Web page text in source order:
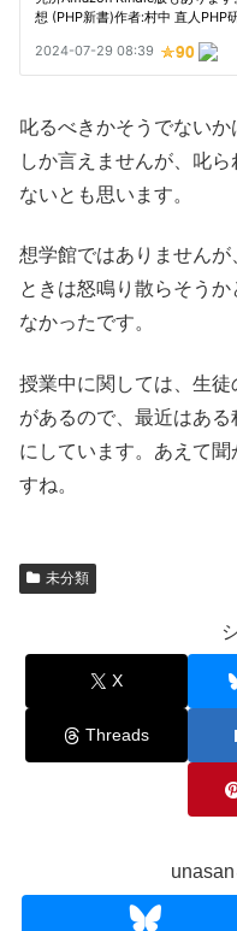
叱るべきかそうでない
しか言えませんが、叱
ないとも思います。
想学館ではありません
ときは怒鳴り散らそう
なかったです。
授業中に関しては、生
があるので、最近はあ
にしています。あえて
すね。
未分類
X
Threads